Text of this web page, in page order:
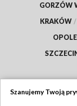
GORZÓW
KRAKÓW /
OPOLE
Szanujemy Twoją